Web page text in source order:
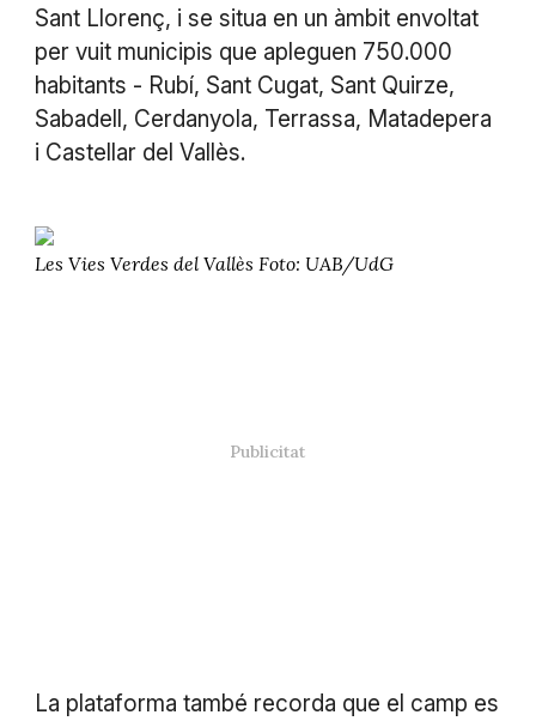
Sant Llorenç, i se situa en un àmbit envoltat
per vuit municipis que apleguen 750.000
habitants - Rubí, Sant Cugat, Sant Quirze,
Sabadell, Cerdanyola, Terrassa, Matadepera
i Castellar del Vallès.
Les Vies Verdes del Vallès Foto: UAB/UdG
La plataforma també recorda que el camp es